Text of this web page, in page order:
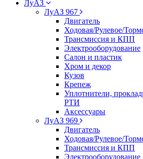
ЛуАЗ
ЛуАЗ 967
Двигатель
Ходовая/Рулевое/
Трансмиссия и КПП
Электрооборудование
Салон и пластик
Хром и декор
Кузов
Крепеж
Уплотнители,
РТИ
Аксессуары
ЛуАЗ 969
Двигатель
Ходовая/Рулевое/
Трансмиссия и КПП
Электрооборудование